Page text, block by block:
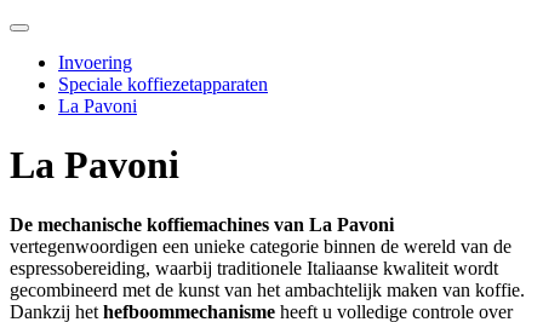
Invoering
Speciale koffiezetapparaten
La Pavoni
La Pavoni
De mechanische koffiemachines van La Pavoni
vertegenwoordigen een unieke categorie binnen de wereld van de
espressobereiding, waarbij traditionele Italiaanse kwaliteit wordt
gecombineerd met de kunst van het ambachtelijk maken van koffie.
Dankzij het hefboommechanisme heeft u volledige controle over